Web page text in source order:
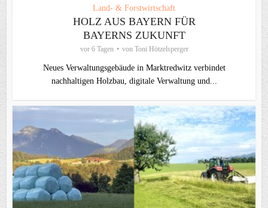
Land- & Forstwirtschaft
HOLZ AUS BAYERN FÜR
BAYERNS ZUKUNFT
vor 6 Tagen von Toni Hötzelsperger
Neues Verwaltungsgebäude in Marktredwitz verbindet
nachhaltigen Holzbau, digitale Verwaltung und...